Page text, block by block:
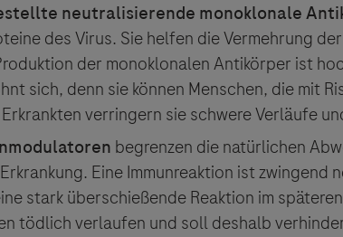
neutralisierende monoklonale
des Virus. Sie helfen die Vermehrung
der monoklonalen Antikörper ist
sich, denn sie können Menschen, die mit
verringern sie schwere Verläufe
begrenzen die natürlichen
Eine Immunreaktion ist zwingend
stark überschießende Reaktion im
tödlich verlaufen und soll deshalb
Dritter werden im Sinne des
äußert keine Meinung über den Inhalt
jegliche Verantwortung für
deren Verwendung ab.